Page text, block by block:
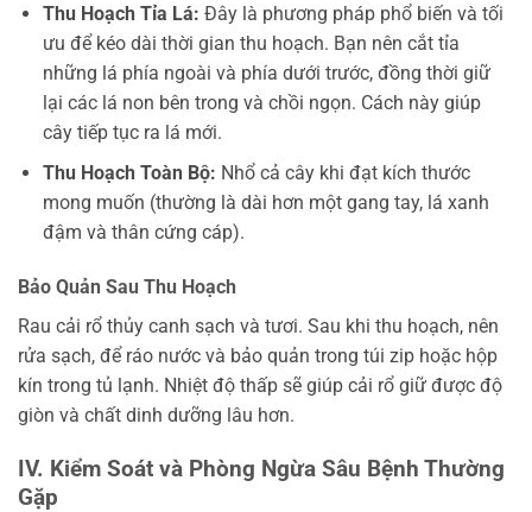
Thu Hoạch Tỉa Lá: Đây là phương pháp phổ biến và tối
ưu để kéo dài thời gian thu hoạch. Bạn nên cắt tỉa
những lá phía ngoài và phía dưới trước, đồng thời giữ
lại các lá non bên trong và chồi ngọn. Cách này giúp
cây tiếp tục ra lá mới.
Thu Hoạch Toàn Bộ: Nhổ cả cây khi đạt kích thước
mong muốn (thường là dài hơn một gang tay, lá xanh
đậm và thân cứng cáp).
Bảo Quản Sau Thu Hoạch
Rau cải rổ thủy canh sạch và tươi. Sau khi thu hoạch, nên
rửa sạch, để ráo nước và bảo quản trong túi zip hoặc hộp
kín trong tủ lạnh. Nhiệt độ thấp sẽ giúp cải rổ giữ được độ
giòn và chất dinh dưỡng lâu hơn.
IV. Kiểm Soát và Phòng Ngừa Sâu Bệnh Thường
Gặp